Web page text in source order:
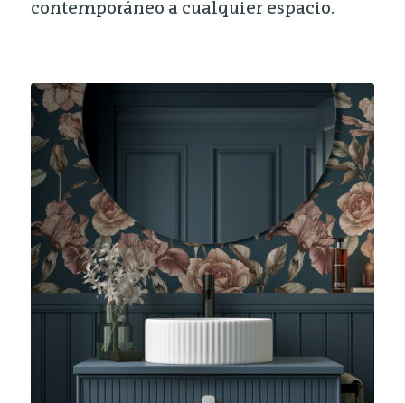
contemporáneo a cualquier espacio.